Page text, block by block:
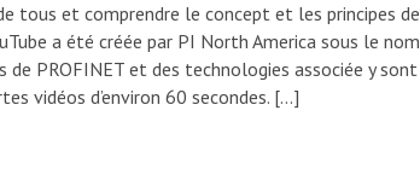
tous et comprendre le concept et les principes de
a été créée par PI North America sous le nom
PROFINET et des technologies associée y sont
vidéos d’environ 60 secondes. […]